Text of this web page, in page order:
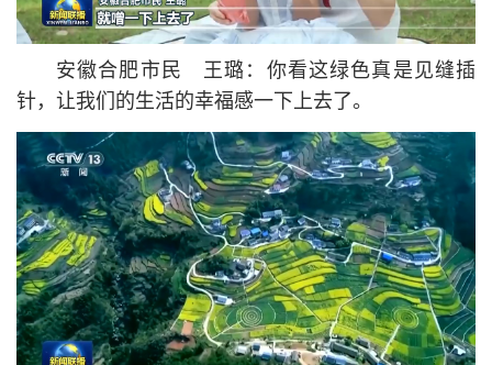
安徽合肥市民 王璐：你看这绿色真是见缝插
针，让我们的生活的幸福感一下上去了。